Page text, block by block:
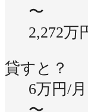
〜
2,272万
貸すと？
6万円/月